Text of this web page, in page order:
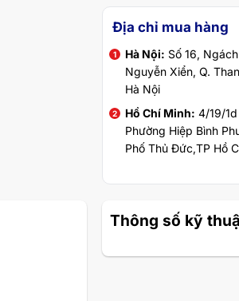
Địa chỉ mua hàng
Hà Nội: Số 16,
Nguyễn Xiển, Q.
Hà Nội
Hồ Chí Minh: 4/19/
Phường Hiệp Bình
Phố Thủ Đức,TP Hồ
Thông số kỹ